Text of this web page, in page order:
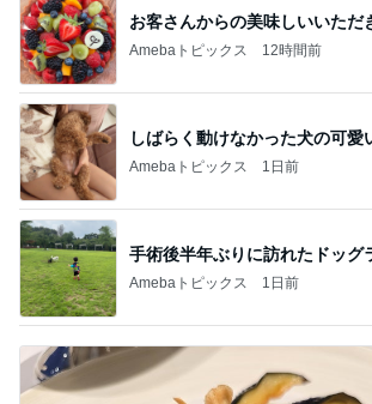
お客さんからの美味しいいただ
Amebaトピックス 12時間前
しばらく動けなかった犬の可愛
Amebaトピックス 1日前
手術後半年ぶりに訪れたドッグ
Amebaトピックス 1日前